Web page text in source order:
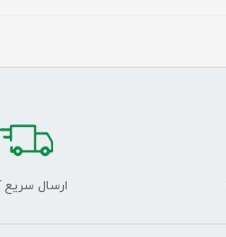
ارسال سریع